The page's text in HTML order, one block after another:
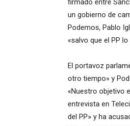
firmado entre
un gobierno de
Podemos, Pablo
«salvo que el PP lo
El portavoz
otro tiempo» y
«Nuestro objetivo
entrevista en
del PP» y ha